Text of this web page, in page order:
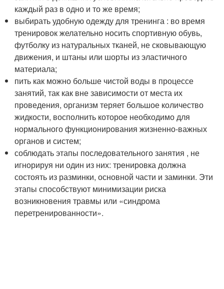
каждый раз в одно и то же время;
выбирать удобную одежду для тренинга : во время
тренировок желательно носить спортивную обувь,
футболку из натуральных тканей, не сковывающую
движения, и штаны или шорты из эластичного
материала;
пить как можно больше чистой воды в процессе
занятий, так как вне зависимости от места их
проведения, организм теряет большое количество
жидкости, восполнить которое необходимо для
нормального функционирования жизненно-важных
органов и систем;
соблюдать этапы последовательного занятия , не
игнорируя ни один из них: тренировка должна
состоять из разминки, основной части и заминки. Эти
этапы способствуют минимизации риска
возникновения травмы или «синдрома
перетренированности».